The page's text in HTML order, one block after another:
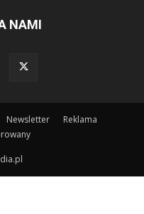
NAMI
Newsletter
Reklama